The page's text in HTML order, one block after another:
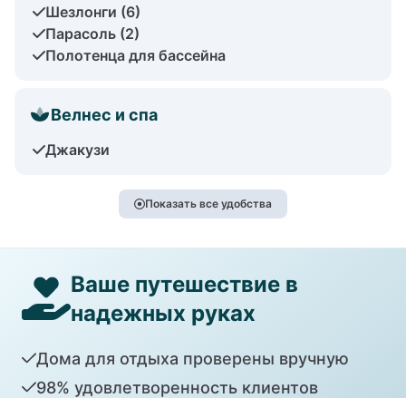
Шезлонги (6)
Парасоль (2)
Полотенца для бассейна
Велнес и спа
Джакузи
Показать все удобства
Ваше путешествие в
надежных руках
Дома для отдыха проверены вручную
98% удовлетворенность клиентов